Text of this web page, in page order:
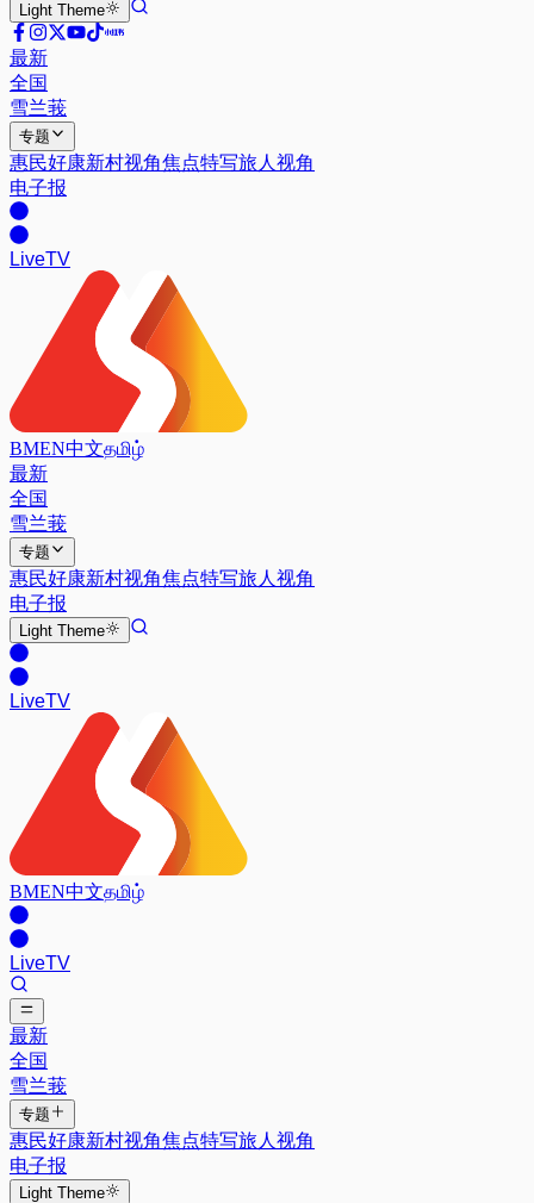
Light Theme
最新
全国
雪兰莪
专题
惠民好康新村视角焦点特写旅人视角
电子报
LiveTV
BMEN中文தமிழ்
最新
全国
雪兰莪
专题
惠民好康新村视角焦点特写旅人视角
电子报
Light Theme
LiveTV
BMEN中文தமிழ்
LiveTV
最新
全国
雪兰莪
专题
惠民好康新村视角焦点特写旅人视角
电子报
Light Theme